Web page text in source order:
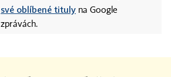
své oblíbené tituly na Google
zprávách.